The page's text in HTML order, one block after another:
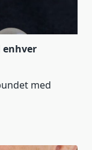
enhver
med